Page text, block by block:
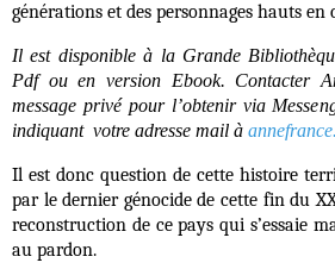
générations et des personnages hauts en
Il est disponible à la Grande
Pdf ou en version Ebook. Contacter
message privé pour l’obtenir via
indiquant votre adresse mail à
Il est donc question de cette histoire
par le dernier génocide de cette fin du
reconstruction de ce pays qui s’essaie
au pardon.